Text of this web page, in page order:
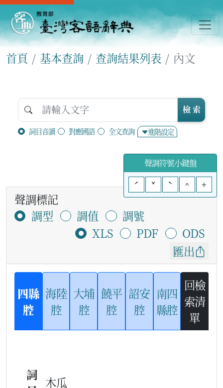
首頁 基本查詢 查詢結果列表 內文
詞目音讀 對應國語 全文查詢 進階設定
檢 索
聲調符號小鍵盤
ˊ
ˇ ˋ ^ +
聲調標記
調型
調值
調號
XLS
PDF
ODS
匯出
四縣
腔
海陸
腔
大埔
腔
饒平
腔
詔安
腔
南四
縣腔
回檢
索清
單
詞 木瓜